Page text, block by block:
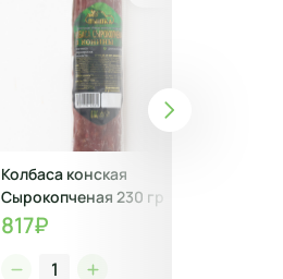
Колбаса конская
Сырокопченая 230 гр
817₽